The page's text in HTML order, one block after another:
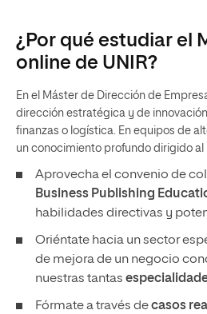
¿Por qué estudiar el
online de UNIR?
En el Máster de Dirección de
dirección estratégica y de
finanzas o logística. En equipos de
un conocimiento profundo dirigido al
Aprovecha el convenio de
Business Publishing
habilidades directivas y
Oriéntate hacia un sector
de mejora de un negocio
nuestras tantas
Fórmate a través decasos